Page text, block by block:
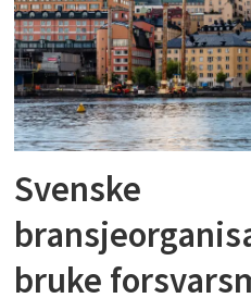
Svenske
bruke